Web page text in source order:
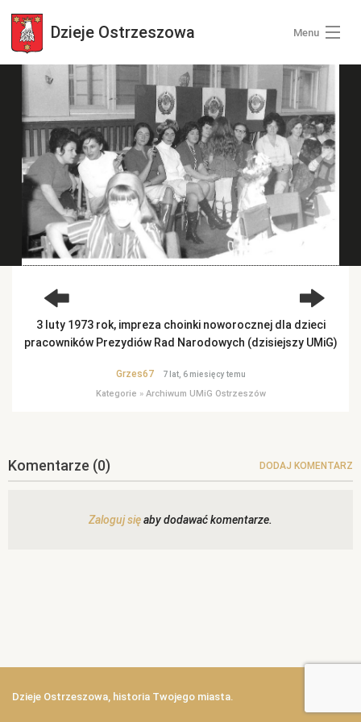
Dzieje Ostrzeszowa Menu
Wszystkie zdjęcia
Kategorie zdjęć
Zaloguj się
+ Dodaj zdjęcia
3 luty 1973 rok, impreza choinki noworocznej dla dzieci
pracowników Prezydiów Rad Narodowych (dzisiejszy UMiG)
Grzes67 7 lat, 6 miesięcy temu
Kategorie » Archiwum UMiG Ostrzeszów
Komentarze (0) DODAJ KOMENTARZ
Zaloguj sięaby dodawać komentarze.
Dzieje Ostrzeszowa, historia Twojego miasta.